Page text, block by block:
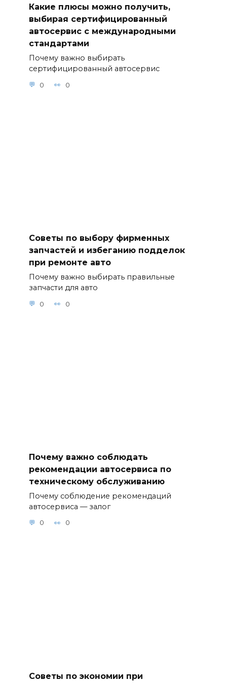
Какие плюсы можно получить,
выбирая сертифицированный
автосервис с международными
стандартами
Почему важно выбирать
сертифицированный автосервис
0 0
Советы по выбору фирменных
запчастей и избеганию подделок
при ремонте авто
Почему важно выбирать правильные
запчасти для авто
0 0
Почему важно соблюдать
рекомендации автосервиса по
техническому обслуживанию
Почему соблюдение рекомендаций
автосервиса — залог
0 0
Советы по экономии при